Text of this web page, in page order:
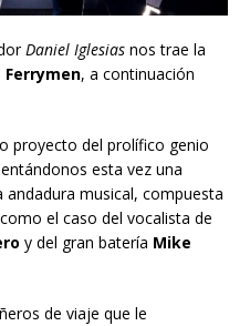
Daniel Iglesias nos trae la
Ferrymen, a continuación
proyecto del prolífico genio
esta vez una
musical, compuesta
el caso del vocalista de
y del gran batería Mike
de viaje que le